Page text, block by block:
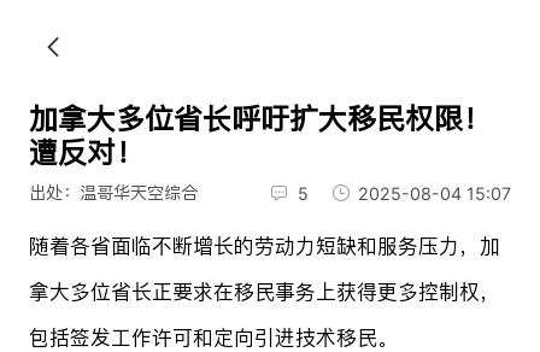
加拿大多位省长呼吁扩大移民权限！
遭反对！
出处：温哥华天空综合 5 2025-08-04 15:07
随着各省面临不断增长的劳动力短缺和服务压力，加
拿大多位省长正要求在移民事务上获得更多控制权，
包括签发工作许可和定向引进技术移民。